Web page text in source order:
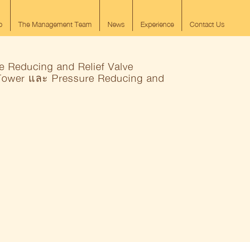
The Management Team News Experience Contact Us
and Relief Valve
และ Pressure Reducing and